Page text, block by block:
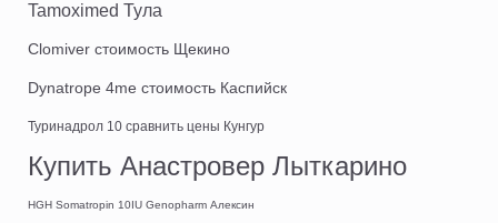
Tamoximed Тула
Clomiver стоимость Щекино
Dynatrope 4me стоимость Каспийск
Туринадрол 10 сравнить цены Кунгур
Купить Анастровер Лыткарино
HGH Somatropin 10IU Genopharm Алексин